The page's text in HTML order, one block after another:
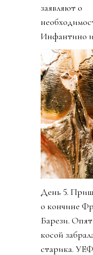
заявляют о
Инфантино
День 5.
о кончине
Барези.
косой
старика.